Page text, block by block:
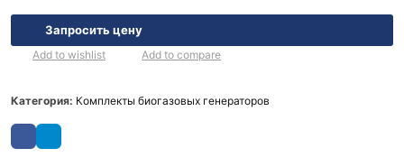
Запросить цену
Add to wishlist Add to compare
Категория: Комплекты биогазовых генераторов